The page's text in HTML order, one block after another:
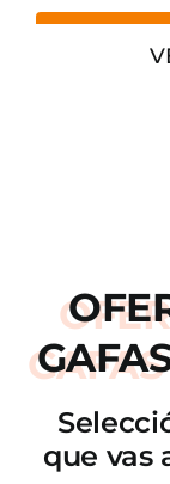
que vas